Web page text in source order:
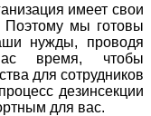
имеет свои
Поэтому мы готовы
нужды, проводя
время, чтобы
для сотрудников
дезинсекции
для вас.